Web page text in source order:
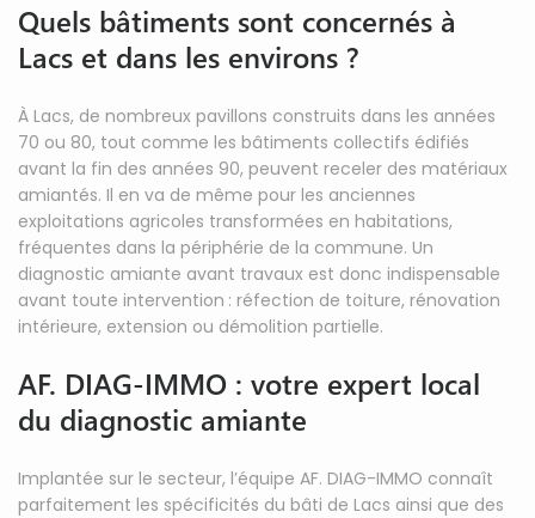
Quels bâtiments sont concernés à
Lacs et dans les environs ?
À Lacs, de nombreux pavillons construits dans les années
70 ou 80, tout comme les bâtiments collectifs édifiés
avant la fin des années 90, peuvent receler des matériaux
amiantés. Il en va de même pour les anciennes
exploitations agricoles transformées en habitations,
fréquentes dans la périphérie de la commune. Un
diagnostic amiante avant travaux est donc indispensable
avant toute intervention : réfection de toiture, rénovation
intérieure, extension ou démolition partielle.
AF. DIAG-IMMO : votre expert local
du diagnostic amiante
Implantée sur le secteur, l’équipe AF. DIAG-IMMO connaît
parfaitement les spécificités du bâti de Lacs ainsi que des